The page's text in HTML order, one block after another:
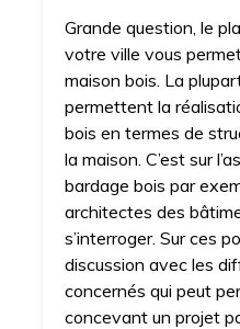
Grande question, le
votre ville vous
maison bois. La
permettent la
bois en termes de
la maison. C’est sur
bardage bois par
architectes des
s’interroger. Sur ces
discussion avec les
concernés qui peut
concevant un projet